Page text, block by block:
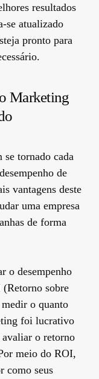
resultados
se atualizado
pronto para
Marketing
tornado cada
de
vantagens deste
uma empresa
de forma
o desempenho
sobre
o quanto
foi lucrativo
o retorno
meio do ROI,
como seus